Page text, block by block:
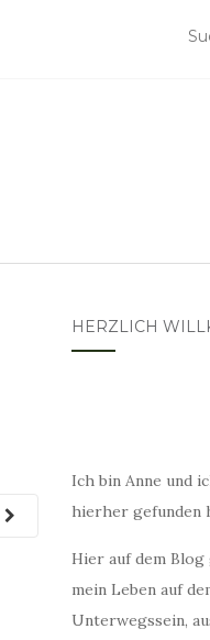
HERZLICH
Ich bin Anne und
hierher gefunden
Hier auf dem
mein Leben auf
Unterwegssein,